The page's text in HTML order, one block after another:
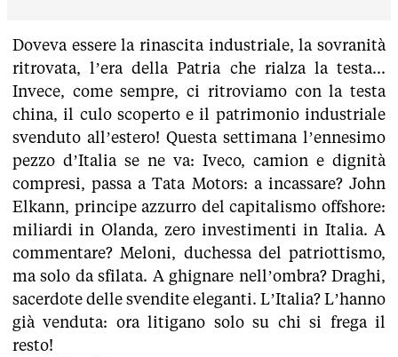
Doveva essere la rinascita industriale, la sovranità
ritrovata, l’era della Patria che rialza la testa...
Invece, come sempre, ci ritroviamo con la testa
china, il culo scoperto e il patrimonio industriale
svenduto all’estero! Questa settimana l’ennesimo
pezzo d’Italia se ne va: Iveco, camion e dignità
compresi, passa a Tata Motors: a incassare? John
Elkann, principe azzurro del capitalismo offshore:
miliardi in Olanda, zero investimenti in Italia. A
commentare? Meloni, duchessa del patriottismo,
ma solo da sfilata. A ghignare nell’ombra? Draghi,
sacerdote delle svendite eleganti. L’Italia? L’hanno
già venduta: ora litigano solo su chi si frega il
resto!